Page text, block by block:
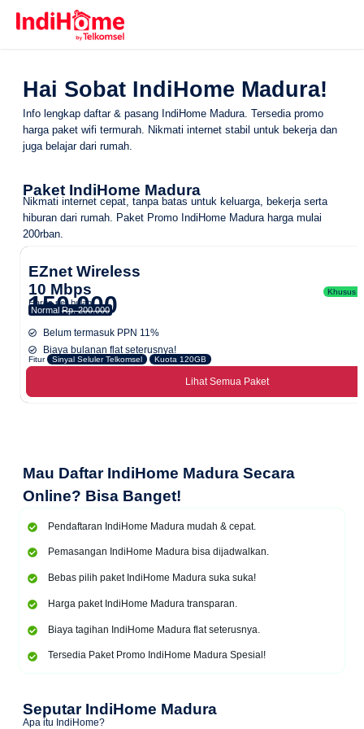
Hai Sobat IndiHome Madura!
Info lengkap daftar & pasang IndiHome Madura. Tersedia promo
harga paket wifi termurah. Nikmati internet stabil untuk bekerja dan
juga belajar dari rumah.
Paket IndiHome Madura
Nikmati internet cepat, tanpa batas untuk keluarga, bekerja serta
hiburan dari rumah. Paket Promo IndiHome Maduraharga mulai
200rban.
EZnet Wireless
10 Mbps
Harga per bulan
150.000
Normal Rp. 200.000
Khusus
Belum termasuk PPN 11%
Biaya bulanan flat seterusnya!
Fitur Sinyal Seluler Telkomsel Kuota 120GB
Lihat Semua Paket
Mau Daftar IndiHome Madura Secara
Online? Bisa Banget!
Pendaftaran IndiHome Madura mudah & cepat.
Pemasangan IndiHome Madura bisa dijadwalkan.
Bebas pilih paket IndiHome Madura suka suka!
Harga paket IndiHome Madura transparan.
Biaya tagihan IndiHome Madura flat seterusnya.
Tersedia Paket Promo IndiHome Madura Spesial!
Seputar IndiHome Madura
Apa itu IndiHome?